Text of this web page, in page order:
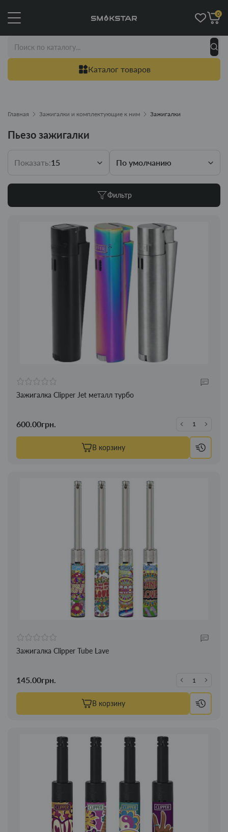
Каталог товаров
0
Главная Зажигалки и комплектующие к ним Зажигалки
Пьезо зажигалки
Показать:15 По умолчанию
Фильтр
Зажигалка Clipper Jet металл турбо
600.00грн.
В корзину
Зажигалка Clipper Tube Lave
145.00грн.
В корзину